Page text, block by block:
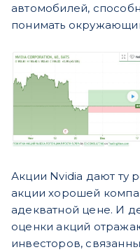
автомобилей,
понимать
Акции Nvidia дают ту
акции хорошей
адекватной цене. И
оценки акций
инвесторов,